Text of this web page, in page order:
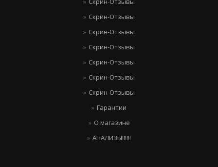
Скрин-Отзывы
Скрин-Отзывы
Скрин-Отзывы
Скрин-Отзывы
Скрин-Отзывы
Скрин-Отзывы
Гарантии
О магазине
АНАЛИЗЫ!!!!!!